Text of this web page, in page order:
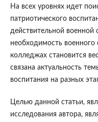
На всех уровнях идет
патриотического
действительной военной
необходимость военного
колледжах становится
связана актуальность
воспитания на разных
Целью данной статьи,
исследования автора,